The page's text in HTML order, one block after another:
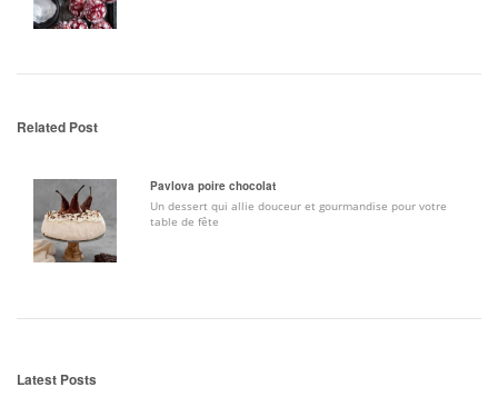
Related Post
Pavlova poire chocolat
Un dessert qui allie douceur et gourmandise pour votre
table de fête
Latest Posts